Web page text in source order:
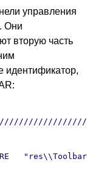
управления
Они
вторую часть
идентификатор,